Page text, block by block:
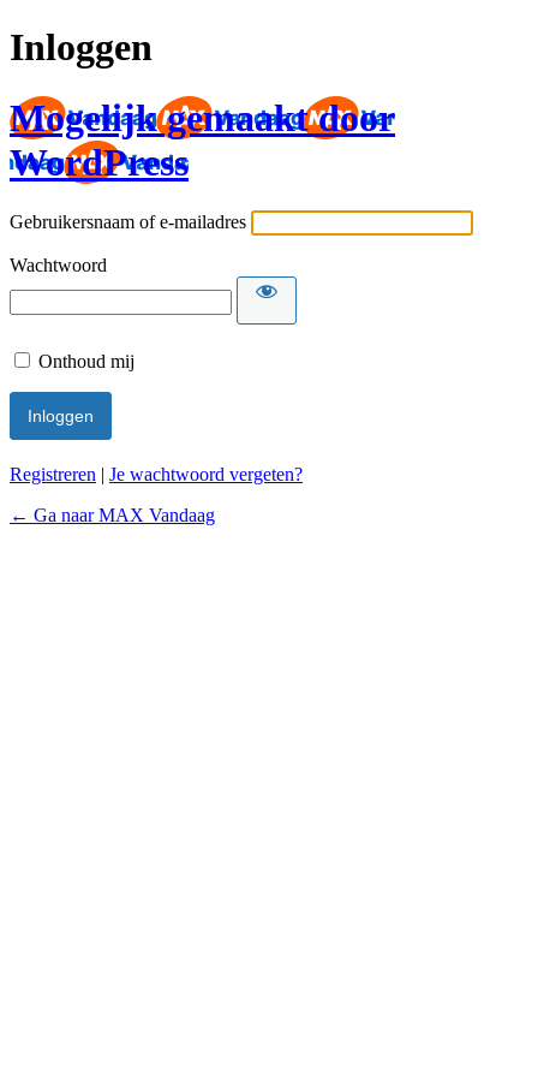
Inloggen
Mogelijk gemaakt door
WordPress
Gebruikersnaam of e-mailadres
Wachtwoord
Onthoud mij
Registreren | Je wachtwoord vergeten?
← Ga naar MAX Vandaag